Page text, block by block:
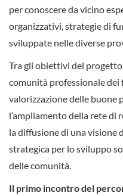
per conoscere da vicino
organizzativi, strategie di
sviluppate nelle diverse
Tra gli obiettivi del
comunità professionale dei
valorizzazione delle buone
l’ampliamento della rete di
la diffusione di una visione
strategica per lo sviluppo
delle comunità.
Il primo incontro del